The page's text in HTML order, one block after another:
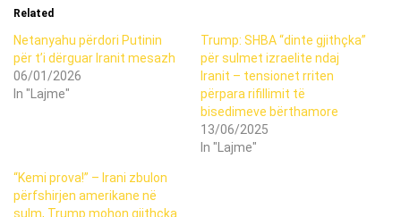
Related
Netanyahu përdori Putinin
për t’i dërguar Iranit mesazh
06/01/2026
In "Lajme"
Trump: SHBA “dinte gjithçka”
për sulmet izraelite ndaj
Iranit – tensionet rriten
përpara rifillimit të
bisedimeve bërthamore
13/06/2025
In "Lajme"
“Kemi prova!” – Irani zbulon
përfshirjen amerikane në
sulm, Trump mohon gjithçka